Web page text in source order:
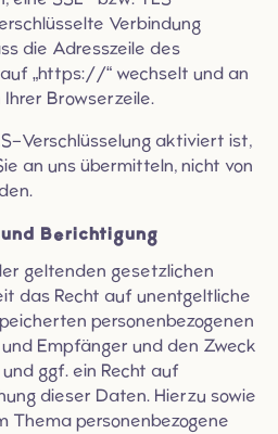
Verbindung
die Adresszeile des
„https://“ wechselt und an
Browserzeile.
Verschlüsselung aktiviert ist,
an uns übermitteln, nicht von
Berichtigung
geltenden gesetzlichen
das Recht auf unentgeltliche
personenbezogenen
Empfänger und den Zweck
ggf. ein Recht auf
dieser Daten. Hierzu sowie
Thema personenbezogene